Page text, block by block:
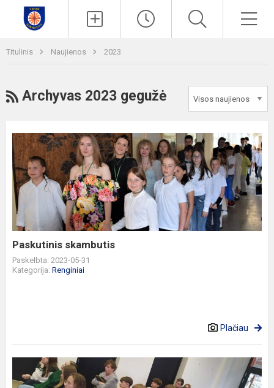
Titulinis Naujienos 2023
RSS
Archyvas 2023 gegužė
Paskutinis
skambutis
Paskutinis skambutis
Paskelbta: 2023-05-31
Kategorija: Renginiai
Plačiau
„Pinhole“
fotografija